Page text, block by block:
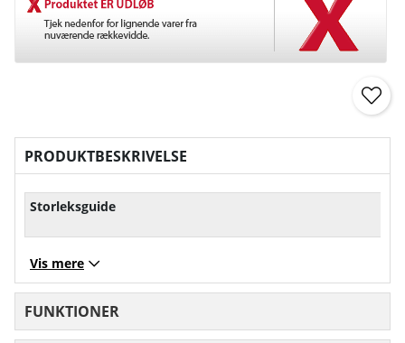
PRODUKTBESKRIVELSE
Storleksguide
Vis mere
FUNKTIONER